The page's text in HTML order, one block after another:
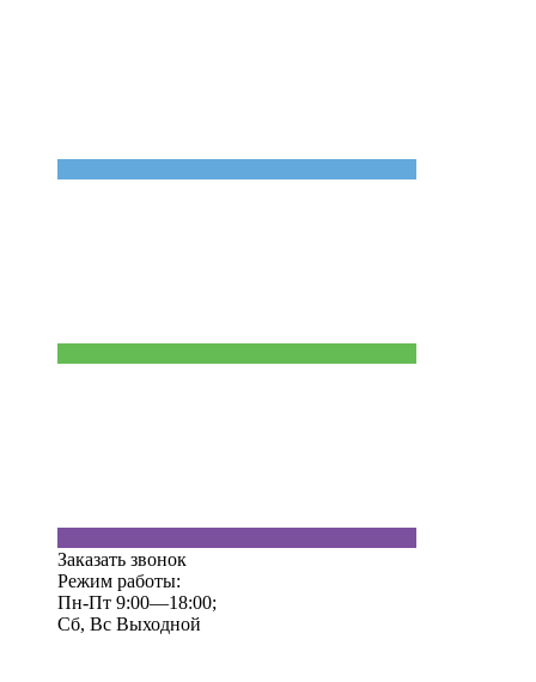
Заказать звонок
Режим работы:
Пн-Пт 9:00—18:00;
Сб, Вс Выходной